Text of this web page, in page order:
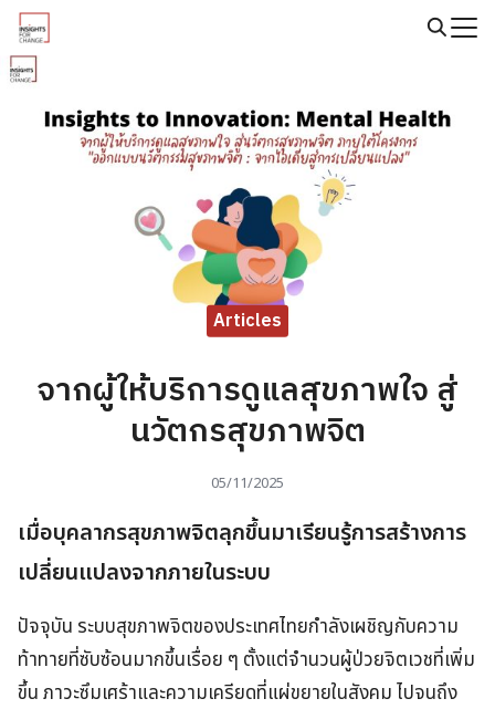
Skip
content
Search
for:
Articles
จากผู้ให้บริการดูแลสุขภาพใจ สู่
นวัตกรสุขภาพจิต
05/11/2025
เมื่อบุคลากรสุขภาพจิตลุกขึ้นมาเรียนรู้การสร้างการ
เปลี่ยนแปลงจากภายในระบบ
ปัจจุบัน ระบบสุขภาพจิตของประเทศไทยกำลังเผชิญกับความ
ท้าทายที่ซับซ้อนมากขึ้นเรื่อย ๆ ตั้งแต่จำนวนผู้ป่วยจิตเวชที่เพิ่ม
ขึ้น ภาวะซึมเศร้าและความเครียดที่แผ่ขยายในสังคม ไปจนถึง